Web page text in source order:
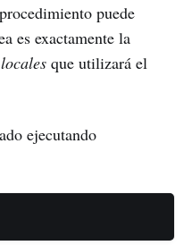
puede
es exactamente la
locales que utilizará el
ejecutando